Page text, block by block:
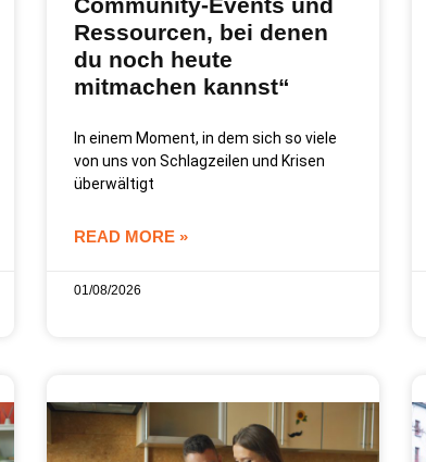
Community-Events und
Ressourcen, bei denen
du noch heute
mitmachen kannst“
In einem Moment, in dem sich so viele
von uns von Schlagzeilen und Krisen
überwältigt
READ MORE »
01/08/2026